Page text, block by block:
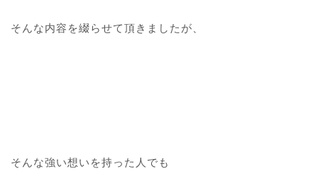
そんな内容を綴らせて頂きましたが、
そんな強い想いを持った人でも